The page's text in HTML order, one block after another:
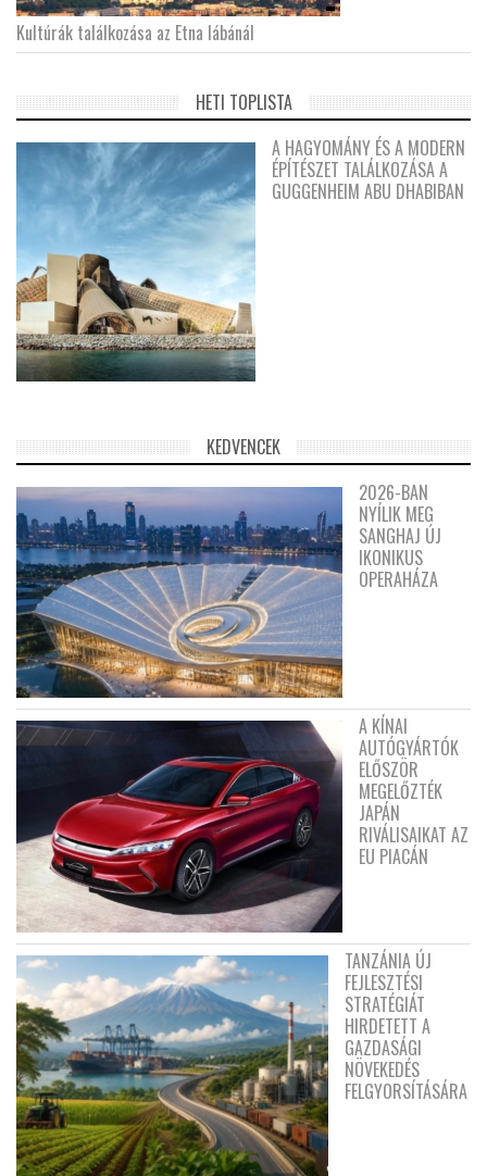
Kultúrák találkozása az Etna lábánál
HETI TOPLISTA
A HAGYOMÁNY ÉS A MODERN
ÉPÍTÉSZET TALÁLKOZÁSA A
GUGGENHEIM ABU DHABIBAN
KEDVENCEK
2026-BAN
NYÍLIK MEG
SANGHAJ ÚJ
IKONIKUS
OPERAHÁZA
A KÍNAI
AUTÓGYÁRTÓK
ELŐSZÖR
MEGELŐZTÉK
JAPÁN
RIVÁLISAIKAT AZ
EU PIACÁN
TANZÁNIA ÚJ
FEJLESZTÉSI
STRATÉGIÁT
HIRDETETT A
GAZDASÁGI
NÖVEKEDÉS
FELGYORSÍTÁSÁRA